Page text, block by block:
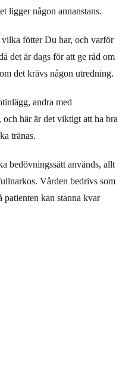
ligger någon annanstans.
fötter Du har, och varför
det är dags för att ge råd om
det krävs någon utredning.
andra med
här är det viktigt att ha bra
tränas.
bedövningssätt används, allt
Vården bedrivs som
patienten kan stanna kvar